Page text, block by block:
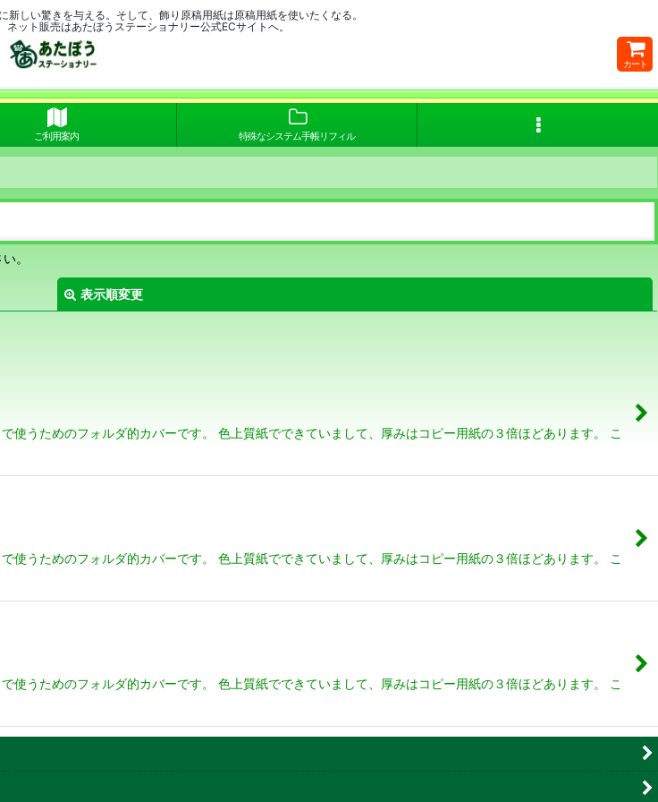
しい驚きを与える。そして、飾り原稿用紙は原稿用紙を使いたくなる。
ット販売はあたぼうステーショナリー公式ECサイトへ。
カート
ご利用案内 特殊なシステム手帳リフィル
。
表示順変更
絞り込む
使うためのフォルダ的カバーです。 色上質紙でできていまして、厚みはコピー用紙の３倍ほどあります。 こ
使うためのフォルダ的カバーです。 色上質紙でできていまして、厚みはコピー用紙の３倍ほどあります。 こ
使うためのフォルダ的カバーです。 色上質紙でできていまして、厚みはコピー用紙の３倍ほどあります。 こ